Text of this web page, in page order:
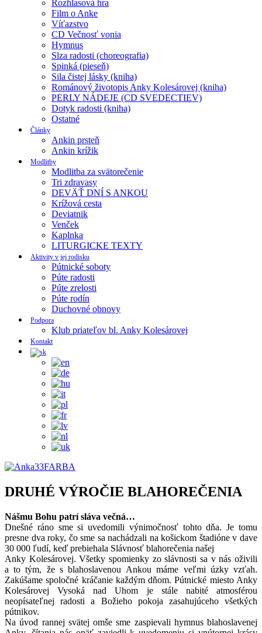
Rozhlasová hra
Film o Anke
Víťazstvo
CD Večnosť vonia
Hymnus
Slza radosti (choreografia)
Spinká (pieseň)
Sila čistej lásky (kniha)
Románový životopis Anky Kolesárovej (kniha)
PERLY NÁDEJE (CD SVEDECTIEV)
Dotyk radosti (kniha)
Ostatné
Články
Ankin prsteň
Ankin krížik
Modlitby
Modlitba za svätorečenie
Tri zdravasy
DEVÄŤ DNÍ S ANKOU
Krížová cesta
Deviatnik
Venček
Kaplnka
LITURGICKE TEXTY
Aktivity v jej rodisku
Pútnické soboty
Púte radosti
Púte zrelosti
Púte rodín
Duchovné obnovy
Podpora
Klub priateľov bl. Anky Kolesárovej
Kontakt
DRUHÉ VÝROČIE BLAHOREČENIA
Nášmu Bohu patrí sláva večná…
Dnešné ráno sme si uvedomili výnimočnosť tohto dňa. Je tomu
presne dva roky, čo sme sa nachádzali na košickom štadióne v dave
30 000 ľudí, keď prebiehala Slávnosť blahorečenia našej
Anky Kolesárovej. Všetky spomienky zo slávnosti sa v nás oživili
a to tým, že s blahoslavenou Ankou máme veľmi úzky vzťah.
Zakúšame spoločné kráčanie každým dňom. Pútnické miesto Anky
Kolesárovej Vysoká nad Uhom je stále nabité atmosférou
neopísateľnej radosti a Božieho pokoja zasahujúceho všetkých
pútnikov.
Na úvod rannej svätej omše sme zaspievali hymnus blahoslavenej